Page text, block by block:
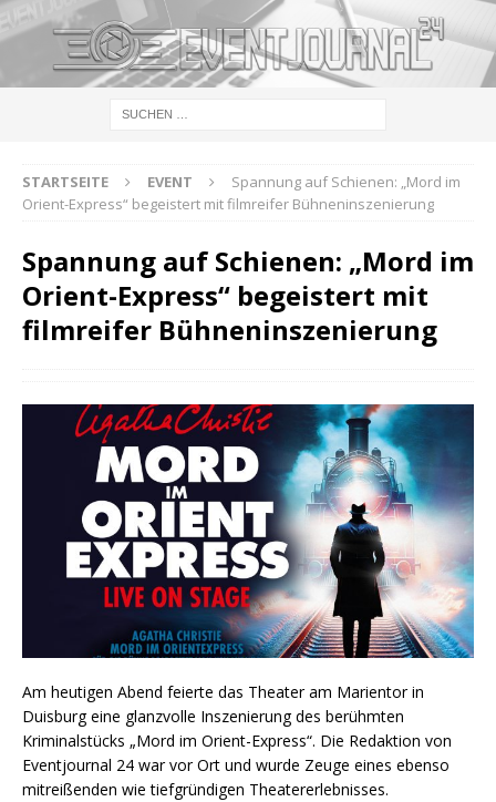
STARTSEITE EVENT
Spannung auf Schienen: „Mord im
Orient-Express“ begeistert mit filmreifer Bühneninszenierung
Spannung auf Schienen: „Mord im
Orient-Express“ begeistert mit
filmreifer Bühneninszenierung
Am heutigen Abend feierte das Theater am Marientor in
Duisburg eine glanzvolle Inszenierung des berühmten
Kriminalstücks „Mord im Orient-Express“. Die Redaktion von
Eventjournal 24 war vor Ort und wurde Zeuge eines ebenso
mitreißenden wie tiefgründigen Theatererlebnisses.